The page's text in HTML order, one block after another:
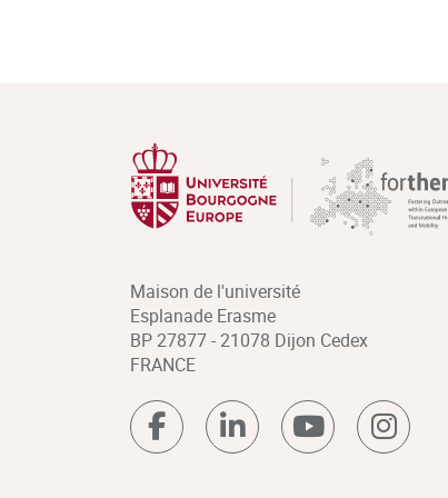
Maison de l'université
Esplanade Erasme
BP 27877 - 21078 Dijon Cedex
FRANCE